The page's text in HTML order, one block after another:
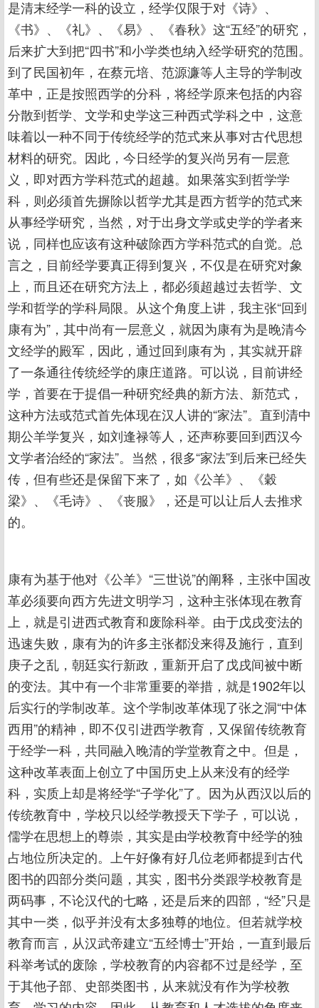
是清末经学一科的设立，经学仅限于对《诗》、
《书》、《礼》、《易》、《春秋》这“五经”的研究，
后来扩大到把“四书”和小学类也纳入经学研究的范围。
到了民国初年，在蔡元培、范源濂等人主导的学制改
革中，正是按照西学的分科，将经学原来包括的内容
分散到哲学、文学和史学这三种西式学科之中，这意
味着以一种不同于传统经学的范式来从事对古代思想
材料的研究。因此，今日经学的复兴尚另有一层意
义，即对西方学科范式的超越。如果落实到哲学学
科，则必须首先摒除以哲学尤其是西方哲学的范式来
从事经学研究，当然，对于出身文学或史学的学者来
说，同样也应该有这种破除西方学科范式的自觉。总
言之，目前经学要真正得到复兴，不仅是在研究对象
上，而且还在研究方法上，都必须超越过去哲学、文
学和哲学的学科局限。从这个角度上讲，我主张“回到
康有为”，其中尚有一层意义，就因为康有为是晚清今
文经学的殿军，因此，通过回到康有为，其实就开辟
了一条通往传统经学的康庄道路。可以说，目前讲经
学，首要在于提倡一种研究经典的新方法、新范式，
这种方法或范式首先体现在汉人讲的“家法”。直到清中
期公羊学复兴，如刘逢禄等人，还声称要回到西汉今
文学者治经的“家法”。当然，很多“家法”到后来已经失
传，但有些还是保留下来了，如《公羊》、《穀
梁》、《毛诗》、《丧服》，还是可以让后人去推求
的。
康有为基于他对《公羊》“三世说”的阐释，主张中国改
革必须要向西方先进文明学习，这种主张体现在教育
上，就是引进西式教育和废除科举。由于戊戌变法的
迅速失败，康有为的许多主张都没来得及施行，直到
庚子之乱，朝廷实行新政，重新开启了戊戌间被中断
的变法。其中有一个非常重要的举措，就是1902年以
后实行的学制改革。这个学制改革体现了张之洞“中体
西用”的精神，即不仅引进西学教育，又保留传统教育
于经学一科，共同融入晚清的学堂教育之中。但是，
这种改革表面上创立了中国历史上从来没有的经学
科，实质上却是将经学“子学化”了。因为从西汉以后的
传统教育中，学校只以经学教授天下学子，可以说，
儒学在思想上的尊崇，其实是由学校教育中经学的独
占地位所决定的。上午好像有好几位老师都提到古代
图书的四部分类问题，其实，图书分类跟学校教育是
两码事，不论汉代的七略，还是后来的四部，“经”只是
其中一类，似乎并没有太多独尊的地位。但若就学校
教育而言，从汉武帝建立“五经博士”开始，一直到最后
科举考试的废除，学校教育的内容都不过是经学，至
于其他子部、史部类图书，从来就没有作为学校教